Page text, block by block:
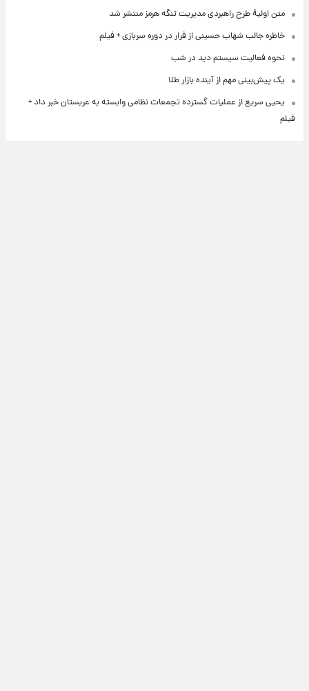
متن اولیۀ طرح راهبردی مدیریت تنگه هرمز منتشر شد
خاطره جالب شهاب حسینی از فرار در دوره سربازی + فیلم
نحوه فعالیت سیستم دید در شب
یک پیش‌بینی مهم از آینده بازار طلا
یحیی سریع از عملیات گسترده تجمعات نظامی وابسته به عربستان خبر داد +
فیلم